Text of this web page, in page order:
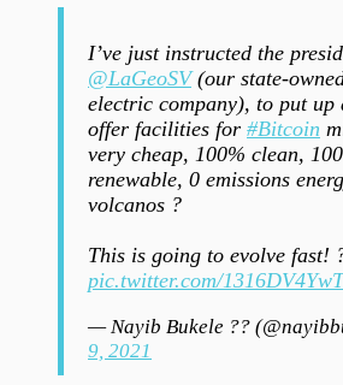
I’ve just instructed the
@LaGeoSV(our state-
electric company), to put up
offer facilities for #Bitcoin
very cheap, 100% clean,
renewable, 0 emissions
volcanos ?
This is going to evolve fast!
pic.twitter.com/1316DV4YwT
— Nayib Bukele ??
9, 2021